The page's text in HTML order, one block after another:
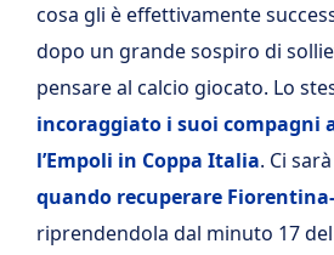
cosa gli è effettivamente
dopo un grande sospiro di
pensare al calcio giocato. Lo
incoraggiato i suoi compagni
l’Empoli in Coppa Italia. Ci
quando recuperare
riprendendola dal minuto 17